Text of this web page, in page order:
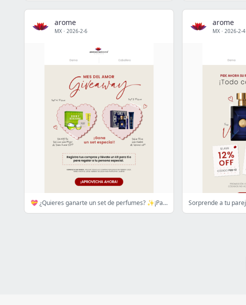
arome
MX · 2026-2-6
💝 ¿Quieres ganarte un set de perfumes? ✨¡Participa en nuestro Giveaway!
arome
MX · 2026-2-4